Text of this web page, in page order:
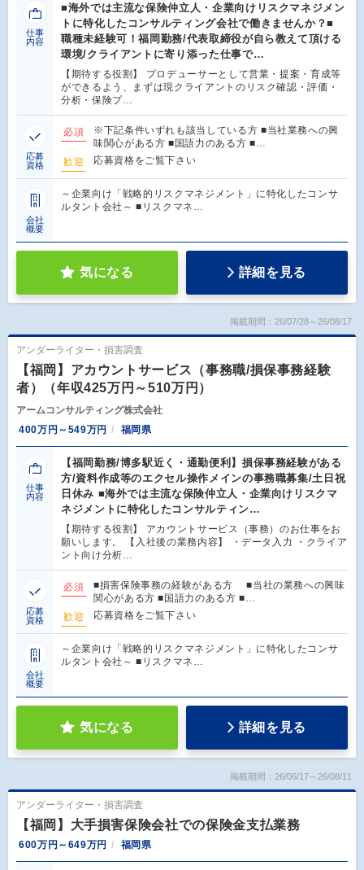
仕事
内容
■海外では主流な保険仲立人・企業向けリスクマネジメン
トに特化したコンサルティング会社で働きませんか？■
職種未経験可！福岡勤務/代表取締役が自ら教えて頂ける
環境/クライアントに寄り添った仕事で…
【期待する役割】 プロデューサーとして営業・提案・育成等
ができるよう、まずは現クライアントのリスク確認・評価・
分析・保険プ…
応募
資格
必須
※下記条件いずれも該当している方 ■当社業務への興
味関心がある方 ■国語力のある方 ■…
歓迎
応募資格をご覧下さい
会社
概要
～企業向け「戦略的リスクマネジメント」に特化したコンサ
ルタント会社～ ■リスクマネ…
気になる 詳細を見る
掲載期間：26/07/28～26/08/17
アンダーライター・損害調査
【福岡】アカウントサービス（事務職/損保事務経験
者）（年収425万円～510万円）
アームコンサルティング株式会社
400万円～549万円
福岡県
仕事
内容
【福岡勤務/博多駅近く・通勤便利】損保事務経験がある
方/資料作成等のエクセル操作メインの事務職募集/土日祝
日休み ■海外では主流な保険仲立人・企業向けリスクマ
ネジメントに特化したコンサルティン…
【期待する役割】 アカウントサービス（事務）のお仕事をお
願いします。 【入社後の業務内容】 ・データ入力 ・クライア
ント向け分析…
応募
資格
必須
■損害保険事務の経験がある方 ■当社の業務への興味
関心がある方 ■国語力のある方 ■…
歓迎
応募資格をご覧下さい
会社
概要
～企業向け「戦略的リスクマネジメント」に特化したコンサ
ルタント会社～ ■リスクマネ…
気になる 詳細を見る
掲載期間：26/06/17～26/08/11
アンダーライター・損害調査
【福岡】大手損害保険会社での保険金支払業務
600万円～649万円 福岡県